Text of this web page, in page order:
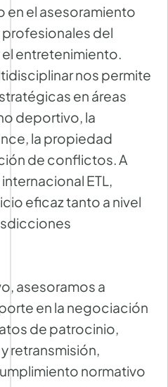
el asesoramiento
profesionales del
entretenimiento.
nos permite
en áreas
deportivo, la
la propiedad
de conflictos. A
ETL,
eficaz tanto a nivel
asesoramos a
en la negociación
de patrocinio,
retransmisión,
normativo